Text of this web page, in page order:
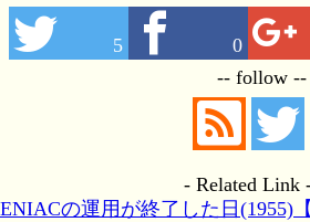
5 0
-- follow --
- Related Link
ENIACの運用が終了した日(1955)【